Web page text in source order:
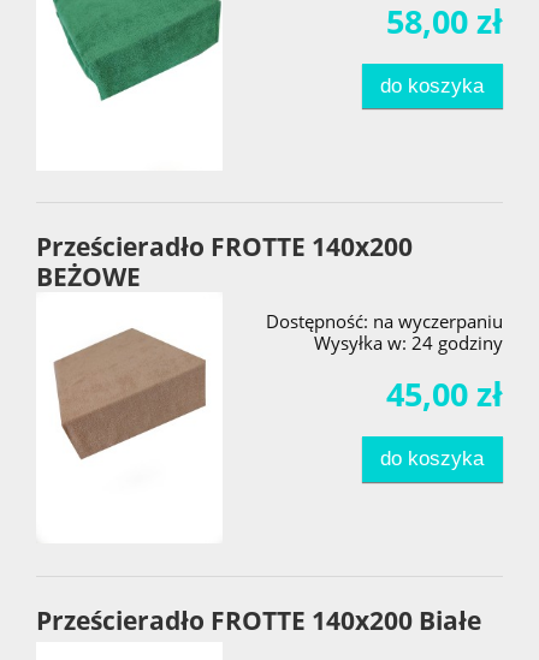
58,00 zł
do koszyka
Prześcieradło FROTTE 140x200
BEŻOWE
Dostępność: na wyczerpaniu
Wysyłka w: 24 godziny
45,00 zł
do koszyka
Prześcieradło FROTTE 140x200 Białe